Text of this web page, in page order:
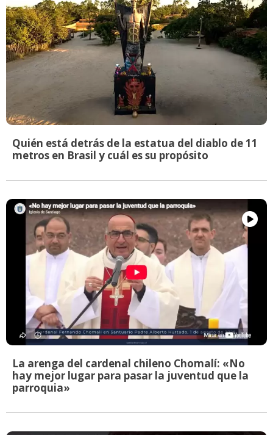
Quién está detrás de la estatua del diablo de 11
metros en Brasil y cuál es su propósito
La arenga del cardenal chileno Chomalí: «No
hay mejor lugar para pasar la juventud que la
parroquia»